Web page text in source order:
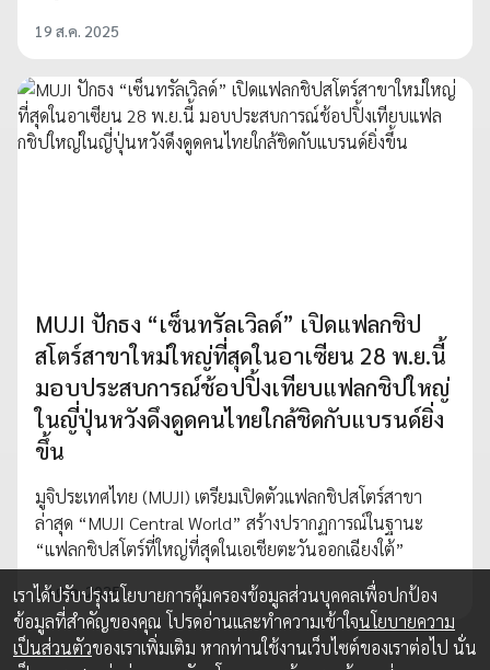
19 ส.ค. 2025
MUJI ปักธง “เซ็นทรัลเวิลด์” เปิดแฟลกชิป
สโตร์สาขาใหม่ใหญ่ที่สุดในอาเซียน 28 พ.ย.นี้
มอบประสบการณ์ช้อปปิ้งเทียบแฟลกชิปใหญ่
ในญี่ปุ่นหวังดึงดูดคนไทยใกล้ชิดกับแบรนด์ยิ่ง
ขึ้น
มูจิประเทศไทย (MUJI) เตรียมเปิดตัวแฟลกชิปสโตร์สาขา
ล่าสุด “MUJI Central World” สร้างปรากฏการณ์ในฐานะ
“แฟลกชิปสโตร์ที่ใหญ่ที่สุดในเอเชียตะวันออกเฉียงใต้”
10 ต.ค. 2025
เราได้ปรับปรุงนโยบายการคุ้มครองข้อมูลส่วนบุคคลเพื่อปกป้อง
ข้อมูลที่สำคัญของคุณ โปรดอ่านและทำความเข้าใจนโยบายความ
เป็นส่วนตัวของเราเพิ่มเติม หากท่านใช้งานเว็บไซต์ของเราต่อไป นั่น